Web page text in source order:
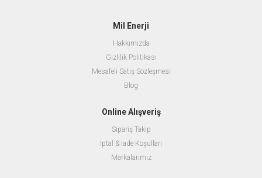
Mil Enerji
Hakkımızda
Gizlilik Politikası
Mesafeli Satış Sözleşmesi
Blog
Online Alışveriş
Sipariş Takip
İptal & İade Koşulları
Markalarımız